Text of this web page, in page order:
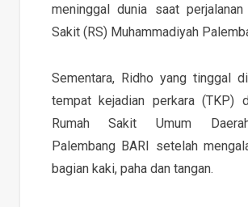
meninggal dunia saat
Sakit (RS) Muhammadiyah
Sementara, Ridho yang tinggal
tempat kejadian perkara (TKP)
Rumah Sakit Umum
Palembang BARI setelah
bagian kaki, paha dan tangan.